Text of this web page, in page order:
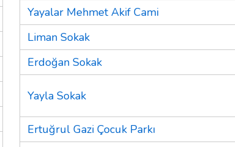
Yayalar Mehmet Akif Cami
Liman Sokak
Erdoğan Sokak
Yayla Sokak
Ertuğrul Gazi Çocuk Parkı